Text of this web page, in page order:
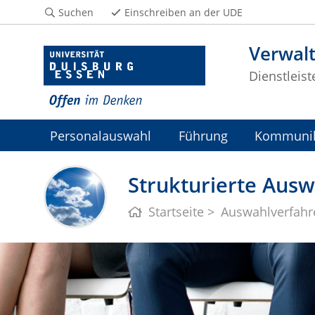
Suchen Einschreiben an der UDE
Personalauswahl Führung
E-Learning
Strukturierte
Startseite